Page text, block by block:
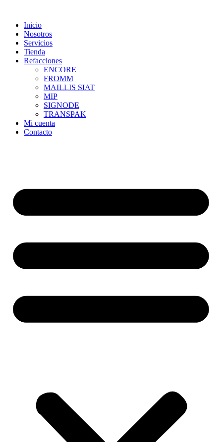
contentInicio
Nosotros
Servicios
Tienda
Refacciones
ENCORE
FROMM
MAILLIS SIAT
MIP
SIGNODE
TRANSPAK
Mi cuenta
Contacto